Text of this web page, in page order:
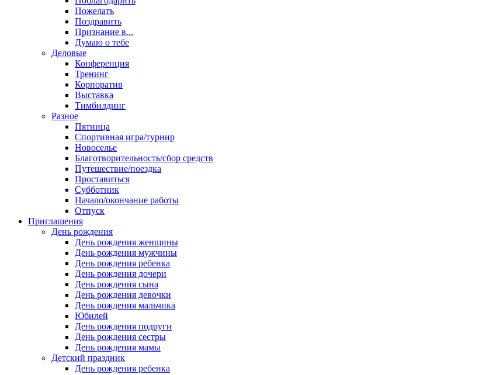
Пожелать
Поздравить
Признание в...
Думаю о тебе
Деловые
Конференция
Тренинг
Корпоратив
Выставка
Тимбилдинг
Разное
Пятница
Спортивная игра/турнир
Новоселье
Благотворительность/сбор средств
Путешествие/поездка
Проставиться
Субботник
Начало/окончание работы
Отпуск
Приглашения
День рождения
День рождения женщины
День рождения мужчины
День рождения ребенка
День рождения дочери
День рождения сына
День рождения девочки
День рождения мальчика
Юбилей
День рождения подруги
День рождения сестры
День рождения мамы
Детский праздник
День рождения ребенка